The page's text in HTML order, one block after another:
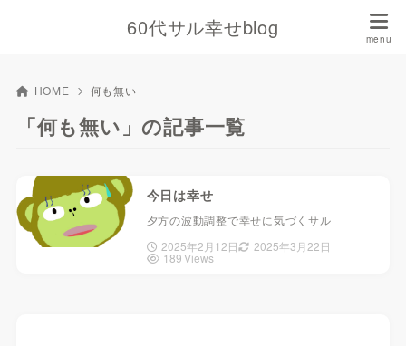
60代サル幸せblog
HOME 何も無い
「何も無い」の記事一覧
今日は幸せ
夕方の波動調整で幸せに気づくサル
2025年2月12日
2025年3月22日
189 Views